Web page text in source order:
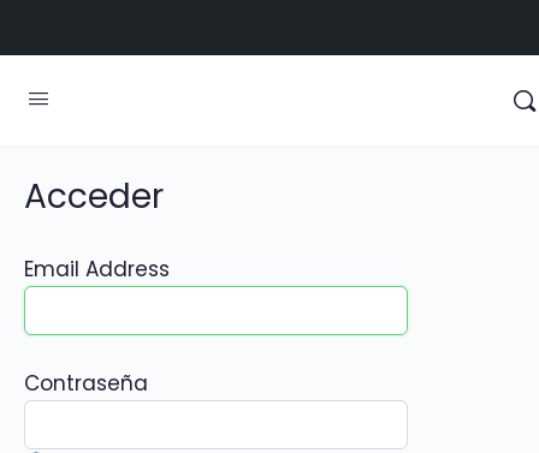
Acceder
Email Address
Contraseña